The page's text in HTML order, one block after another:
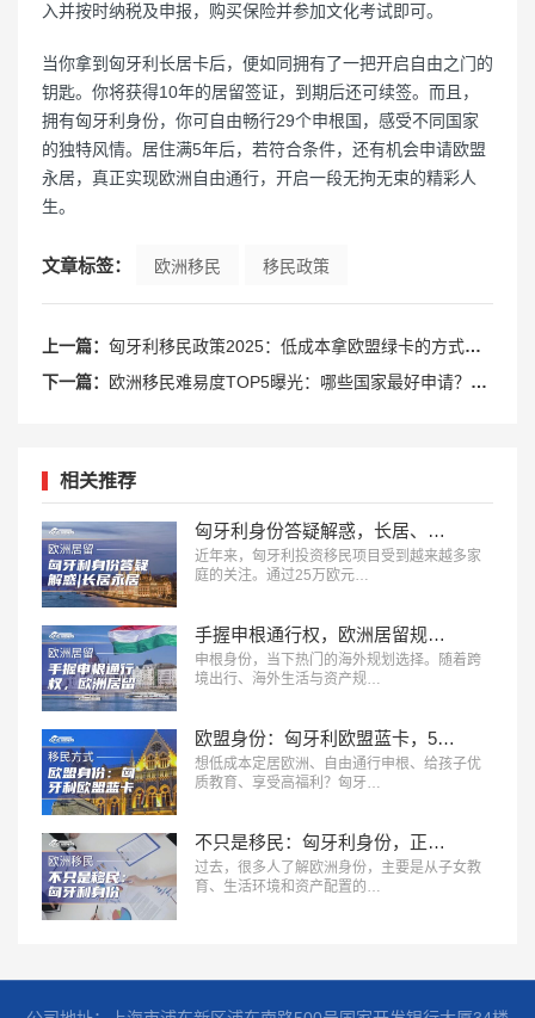
入并按时纳税及申报，购买保险并参加文化考试即可。
当你拿到匈牙利长居卡后，便如同拥有了一把开启自由之门的
钥匙。你将获得10年的居留签证，到期后还可续签。而且，
拥有匈牙利身份，你可自由畅行29个申根国，感受不同国家
的独特风情。居住满5年后，若符合条件，还有机会申请欧盟
永居，真正实现欧洲自由通行，开启一段无拘无束的精彩人
生。
文章标签： 欧洲移民 移民政策
上一篇： 匈牙利移民政策2025：低成本拿欧盟绿卡的方式及优势
下一篇：
欧洲移民难易度TOP5曝光：哪些国家最好申请？哪些国家比登天还难？
相关推荐
匈牙利身份答疑解惑，长居、永居、入籍的8个常见问题
近年来，匈牙利投资移民项目受到越来越多家
庭的关注。通过25万欧元…
手握申根通行权，欧洲居留规划该如何选择？
申根身份，当下热门的海外规划选择。随着跨
境出行、海外生活与资产规…
欧盟身份：匈牙利欧盟蓝卡，5.5 万欧起步，3年拿永居
想低成本定居欧洲、自由通行申根、给孩子优
质教育、享受高福利？匈牙…
不只是移民：匈牙利身份，正在成为企业出海欧洲的提前布局
过去，很多人了解欧洲身份，主要是从子女教
育、生活环境和资产配置的…